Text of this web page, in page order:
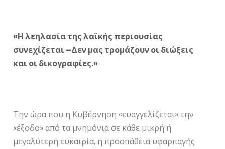
«Η λεηλασία της λαϊκής περιουσίας
συνεχίζεται –Δεν μας τρομάζουν οι διώξεις
και οι δικογραφίες.»
Την ώρα που η Κυβέρνηση «ευαγγελίζεται» την
«έξοδο» από τα μνημόνια σε κάθε μικρή ή
μεγαλύτερη ευκαιρία, η προσπάθεια υφαρπαγής